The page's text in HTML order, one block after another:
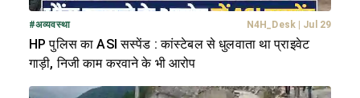
#अव्यवस्था N4H_Desk| Jul 29
HP पुलिस का ASI सस्पेंड : कांस्टेबल से धुलवाता था प्राइवेट
गाड़ी, निजी काम करवाने के भी आरोप